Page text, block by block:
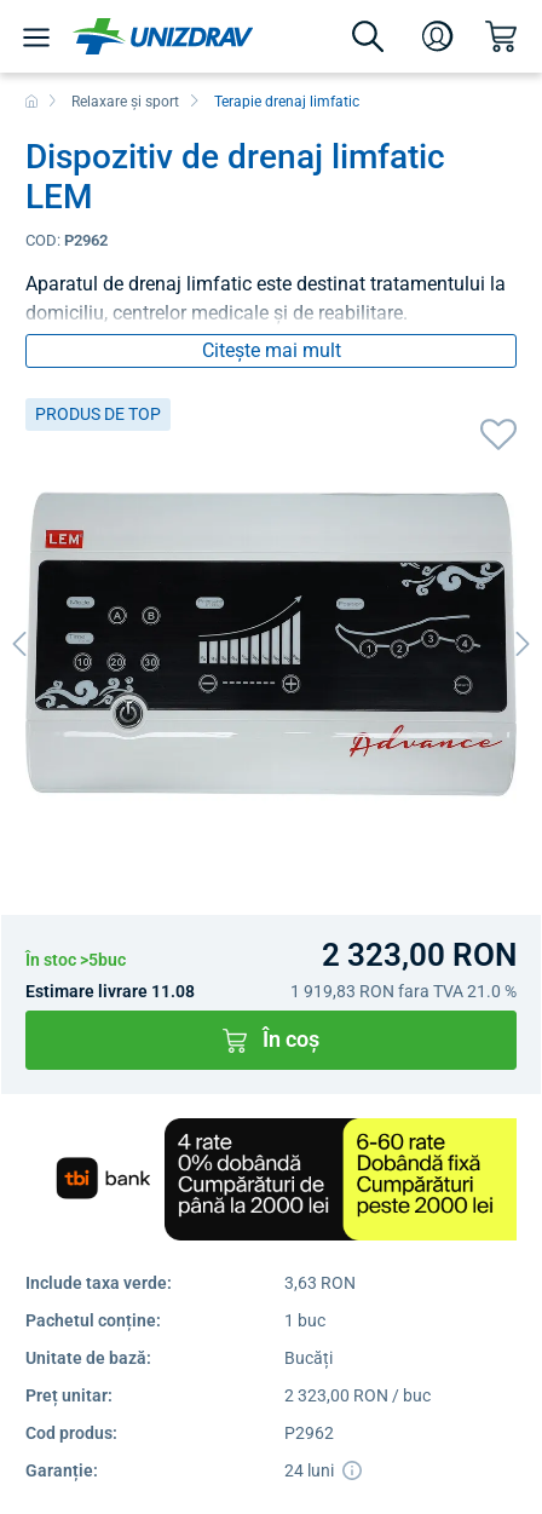
Relaxare și sport Terapie drenaj limfatic
Dispozitiv de drenaj limfatic
LEM
COD: P2962
Aparatul de drenaj limfatic este destinat tratamentului la
domiciliu, centrelor medicale și de reabilitare.
Citește mai mult
PRODUS DE TOP
În stoc >5buc 2 323,00 RON
Estimare livrare 11.08 1 919,83 RON fara TVA 21.0 %
În coș
Include taxa verde:
3,63 RON
Pachetul conține:
1 buc
Unitate de bază:
Bucăți
Preț unitar:
2 323,00 RON / buc
Cod produs:
P2962
Garanție:
24 luni